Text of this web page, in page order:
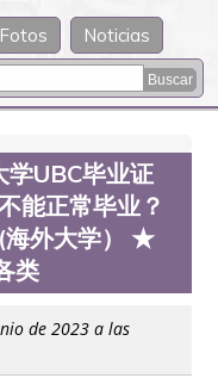
Fotos
Noticias
学UBC毕业证
能正常毕业？
海外大学） ★
类
de 2023 a las